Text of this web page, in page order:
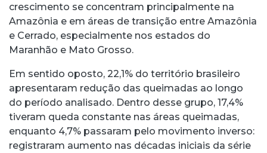
crescimento se concentram principalmente na
Amazônia e em áreas de transição entre Amazônia
e Cerrado, especialmente nos estados do
Maranhão e Mato Grosso.
Em sentido oposto, 22,1% do território brasileiro
apresentaram redução das queimadas ao longo
do período analisado. Dentro desse grupo, 17,4%
tiveram queda constante nas áreas queimadas,
enquanto 4,7% passaram pelo movimento inverso:
registraram aumento nas décadas iniciais da série